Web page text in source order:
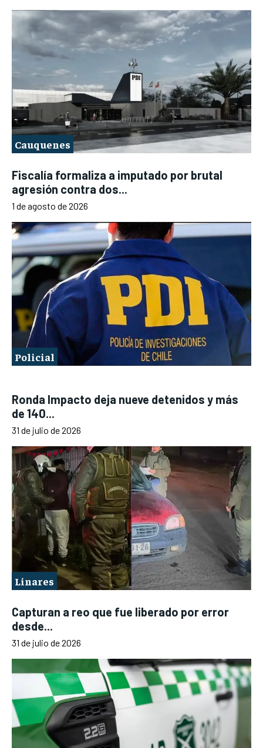
Cauquenes
Fiscalía formaliza a imputado por brutal
agresión contra dos...
1 de agosto de 2026
Policial
Ronda Impacto deja nueve detenidos y más
de 140...
31 de julio de 2026
Linares
Capturan a reo que fue liberado por error
desde...
31 de julio de 2026